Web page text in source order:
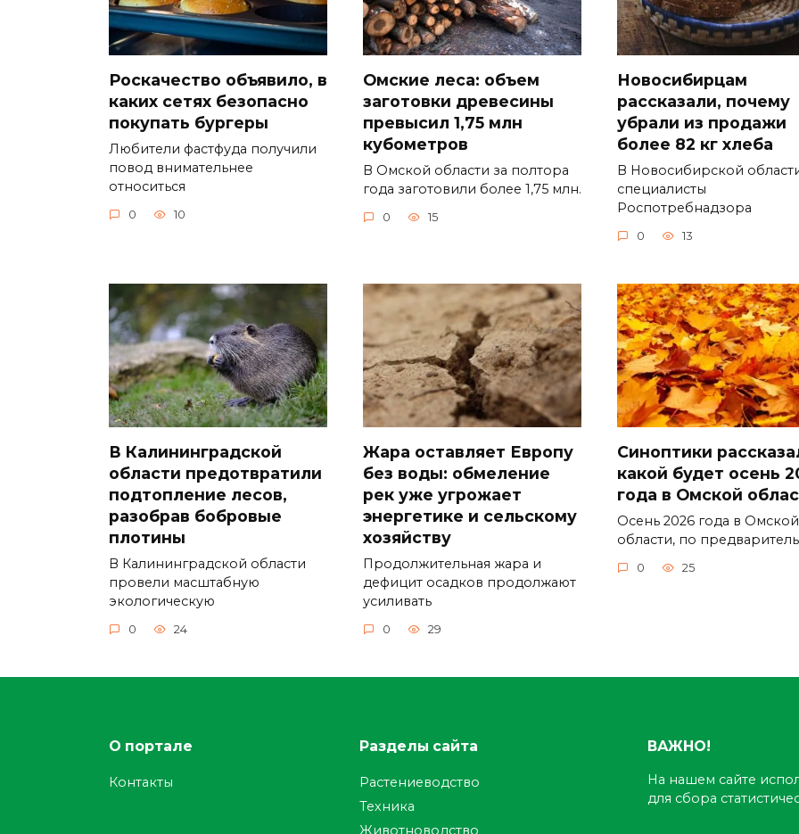
Роскачество объявило, в
каких сетях безопасно
покупать бургеры
Любители фастфуда получили
повод внимательнее
относиться
0 10
Омские леса: объем
заготовки древесины
превысил 1,75 млн
кубометров
В Омской области за полтора
года заготовили более 1,75 млн.
0 15
Новосибирцам
рассказали, почему
убрали из продажи
более 82 кг хлеба
В Новосибирской
специалисты
Роспотребнадзора
0 13
В Калининградской
области предотвратили
подтопление лесов,
разобрав бобровые
плотины
В Калининградской области
провели масштабную
экологическую
0 24
Жара оставляет Европу
без воды: обмеление
рек уже угрожает
энергетике и сельскому
хозяйству
Продолжительная жара и
дефицит осадков продолжают
усиливать
0 29
Синоптики
какой будет осень
года в Омской
Осень 2026 года в Омской
области, по
0 25
О портале
Контакты
Разделы сайта
Растениеводство
Техника
Животноводство
ВАЖНО!
На нашем сайте
для сбора